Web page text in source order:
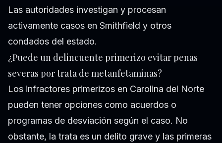
Las autoridades investigan y procesan
activamente casos en Smithfield y otros
condados del estado.
¿Puede un delincuente primerizo evitar penas
severas por trata de metanfetaminas?
Los infractores primerizos en Carolina del Norte
pueden tener opciones como acuerdos o
programas de desviación según el caso. No
obstante, la trata es un delito grave y las primeras